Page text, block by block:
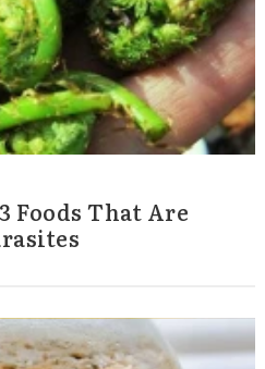
Foods That Are